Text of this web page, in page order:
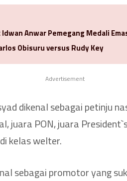
Anwar Pemegang Medali
Obisuru versus Rudy Key
Advertisement
dikenal sebagai petinju
juara PON, juara
kelas welter.
sebagai promotor yang